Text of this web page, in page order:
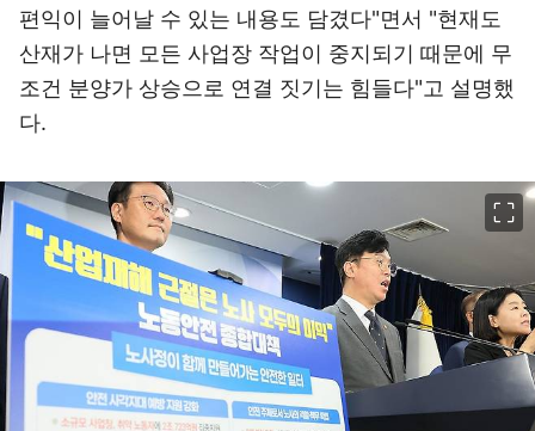
편익이 늘어날 수 있는 내용도 담겼다"면서 "현재도
산재가 나면 모든 사업장 작업이 중지되기 때문에 무
조건 분양가 상승으로 연결 짓기는 힘들다"고 설명했
다.